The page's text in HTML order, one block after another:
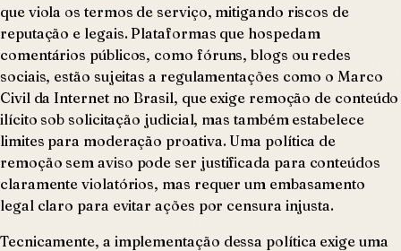
que viola os termos de serviço, mitigando riscos de
reputação e legais. Plataformas que hospedam
comentários públicos, como fóruns, blogs ou redes
sociais, estão sujeitas a regulamentações como o Marco
Civil da Internet no Brasil, que exige remoção de conteúdo
ilícito sob solicitação judicial, mas também estabelece
limites para moderação proativa. Uma política de
remoção sem aviso pode ser justificada para conteúdos
claramente violatórios, mas requer um embasamento
legal claro para evitar ações por censura injusta.
Tecnicamente, a implementação dessa política exige uma